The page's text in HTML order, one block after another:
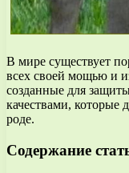
В мире существует
всех своей мощью и
созданные для
качествами, которые
роде.
Содержание